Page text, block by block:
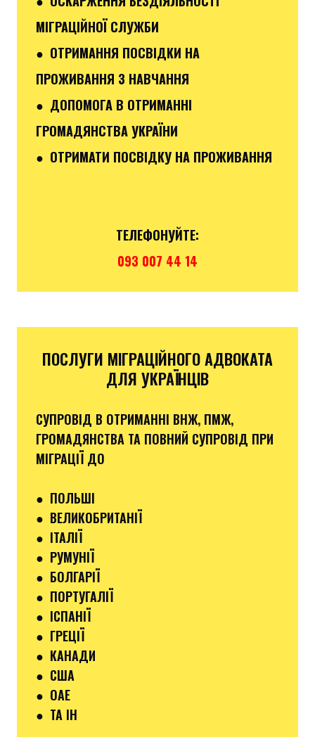
МІГРАЦІЙНОЇ СЛУЖБИ
● ОТРИМАННЯ ПОСВІДКИ НА
ПРОЖИВАННЯ З НАВЧАННЯ
● ДОПОМОГА В ОТРИМАННІ
ГРОМАДЯНСТВА УКРАЇНИ
● ОТРИМАТИ ПОСВІДКУ НА ПРОЖИВАННЯ
ТЕЛЕФОНУЙТЕ:
093 007 44 14
ПОСЛУГИ МІГРАЦІЙНОГО АДВОКАТА
ДЛЯ УКРАЇНЦІВ
СУПРОВІД В ОТРИМАННІ ВНЖ, ПМЖ,
ГРОМАДЯНСТВА ТА ПОВНИЙ СУПРОВІД ПРИ
МІГРАЦІЇ ДО
● ПОЛЬШІ
● ВЕЛИКОБРИТАНІЇ
● ІТАЛІЇ
● РУМУНІЇ
● БОЛГАРІЇ
● ПОРТУГАЛІЇ
● ІСПАНІЇ
● ГРЕЦІЇ
● КАНАДИ
● США
● ОАЕ
● ТА ІН